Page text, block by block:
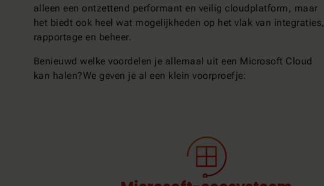
alleen een ontzettend performant en veilig cloudplatform, maar
het biedt ook heel wat mogelijkheden op het vlak van integraties,
rapportage en beheer.
Benieuwd welke voordelen je allemaal uit een Microsoft Cloud
kan halen?We geven je al een klein voorproefje: